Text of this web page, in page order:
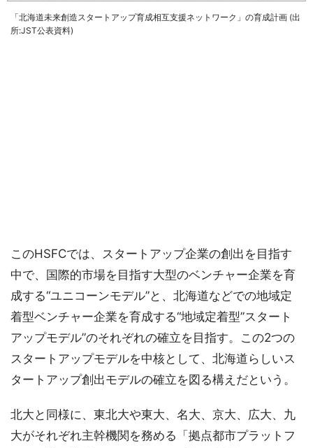
「北海道未来創造スタートアップ育成相互支援ネットワーク」の育成計画 (出
所:JST公表資料)
このHSFCでは、スタートアップ企業の創出を目指す
中で、国際的市場を目指す大型のベンチャー企業を育
成する“ユニコーンモデル”と、北海道などでの地域定
着型ベンチャー企業を育成する“地域定着型”スタート
アップモデル”のそれぞれの確立を目指す。この2つの
スタートアップモデルを中核として、北海道らしいス
タートアップ創出モデルの確立を図る構えだという。
北大と同様に、東北大や東大、名大、京大、広大、九
大がそれぞれ主幹機関を務める「拠点都市プラットフ